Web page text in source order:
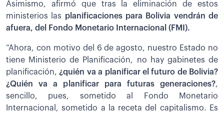
Asimismo, afirmó que tras la eliminación de estos
ministerios las planificaciones para Bolivia vendrán de
afuera, del Fondo Monetario Internacional (FMI).
“Ahora, con motivo del 6 de agosto, nuestro Estado no
tiene Ministerio de Planificación, no hay gabinetes de
planificación,¿quién va a planificar el futuro de Bolivia?
¿Quién va a planificar para futuras generaciones?,
sencillo, pues, sometido al Fondo Monetario
Internacional, sometido a la receta del capitalismo. Es